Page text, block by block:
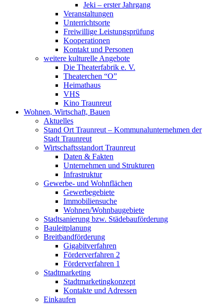
Jeki – erster Jahrgang
Veranstaltungen
Unterrichtsorte
Freiwillige Leistungsprüfung
Kooperationen
Kontakt und Personen
weitere kulturelle Angebote
Die Theaterfabrik e. V.
Theaterchen “O”
Heimathaus
VHS
Kino Traunreut
Wohnen, Wirtschaft, Bauen
Aktuelles
Stand Ort Traunreut – Kommunalunternehmen der
Stadt Traunreut
Wirtschaftsstandort Traunreut
Daten & Fakten
Unternehmen und Strukturen
Infrastruktur
Gewerbe- und Wohnflächen
Gewerbegebiete
Immobiliensuche
Wohnen/Wohnbaugebiete
Stadtsanierung bzw. Städebauförderung
Bauleitplanung
Breitbandförderung
Gigabitverfahren
Förderverfahren 2
Förderverfahren 1
Stadtmarketing
Stadtmarketingkonzept
Kontakte und Adressen
Einkaufen